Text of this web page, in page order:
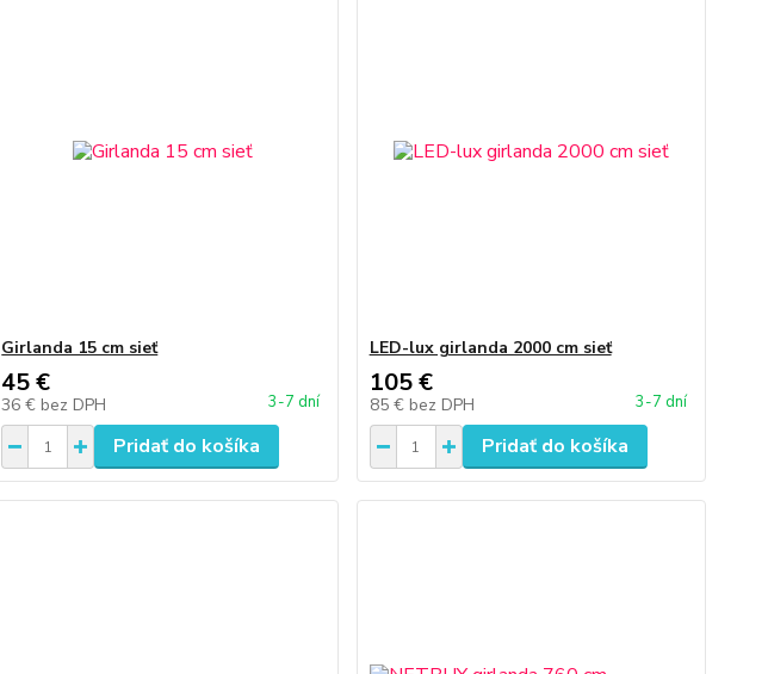
Girlanda 15 cm sieť
45 €
36 € bez DPH 3-7 dní
Pridať do košíka
LED-lux girlanda 2000 cm sieť
105 €
85 € bez DPH 3-7 dní
Pridať do košíka